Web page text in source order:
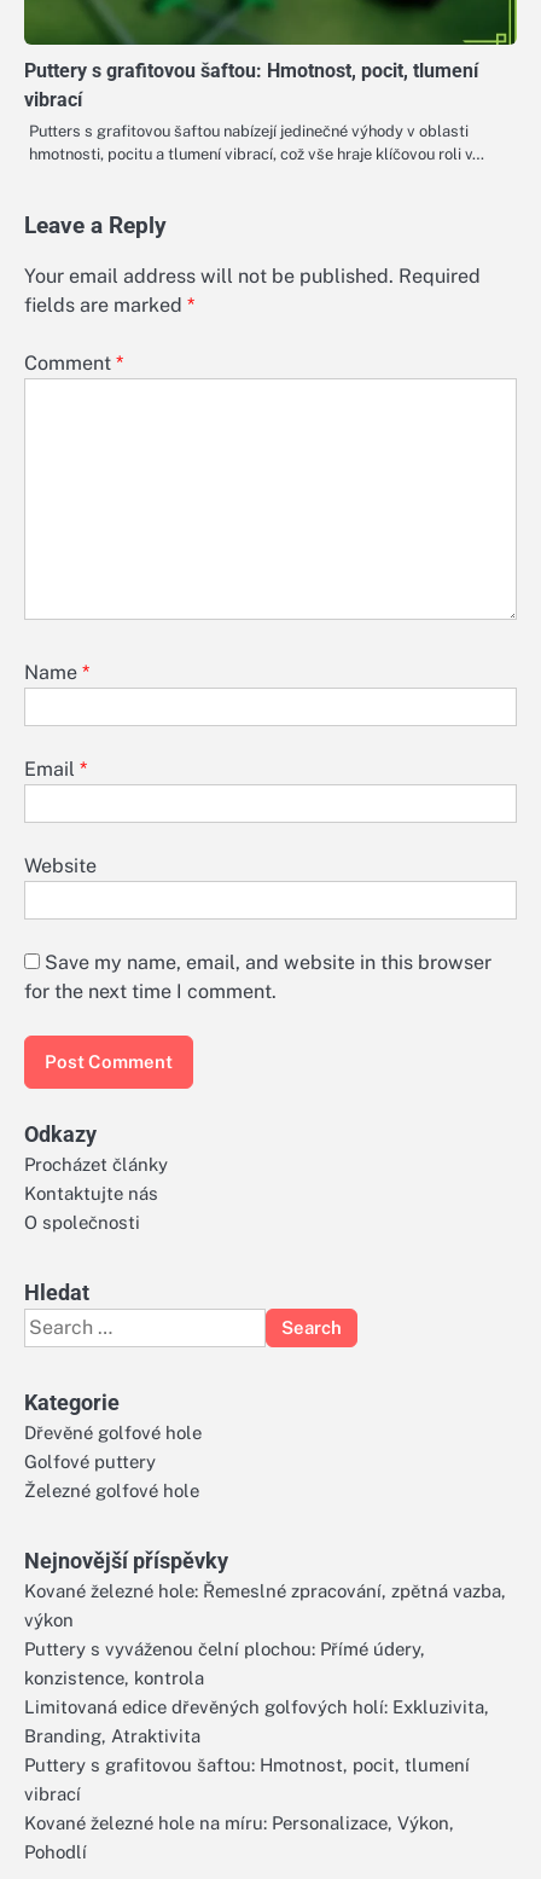
Puttery s grafitovou šaftou: Hmotnost, pocit, tlumení
vibrací
Putters s grafitovou šaftou nabízejí jedinečné výhody v oblasti
hmotnosti, pocitu a tlumení vibrací, což vše hraje klíčovou roli v…
Leave a Reply
Your email address will not be published. Required
fields are marked *
Comment *
Name *
Email *
Website
Save my name, email, and website in this browser
for the next time I comment.
Odkazy
Procházet články
Kontaktujte nás
O společnosti
Hledat
Search
for:
Kategorie
Dřevěné golfové hole
Golfové puttery
Železné golfové hole
Nejnovější příspěvky
Kované železné hole: Řemeslné zpracování, zpětná vazba,
výkon
Puttery s vyváženou čelní plochou: Přímé údery,
konzistence, kontrola
Limitovaná edice dřevěných golfových holí: Exkluzivita,
Branding, Atraktivita
Puttery s grafitovou šaftou: Hmotnost, pocit, tlumení
vibrací
Kované železné hole na míru: Personalizace, Výkon,
Pohodlí